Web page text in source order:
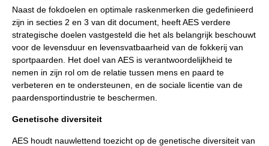
Naast de fokdoelen en optimale raskenmerken die gedefinieerd
zijn in secties 2 en 3 van dit document, heeft AES verdere
strategische doelen vastgesteld die het als belangrijk beschouwt
voor de levensduur en levensvatbaarheid van de fokkerij van
sportpaarden. Het doel van AES is verantwoordelijkheid te
nemen in zijn rol om de relatie tussen mens en paard te
verbeteren en te ondersteunen, en de sociale licentie van de
paardensportindustrie te beschermen.
Genetische diversiteit
AES houdt nauwlettend toezicht op de genetische diversiteit van